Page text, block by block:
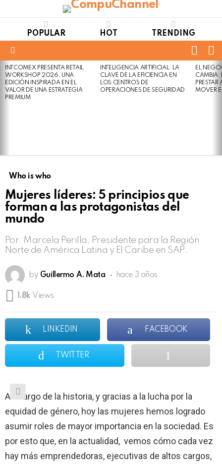
POPULAR HOT TRENDING
LATEST
STORIES
INTCOMEX PRESENTA RETAIL
WORKSHOP 2026, UNA
EDICIÓN INSPIRADA EN EL
VALOR DE UNA ESTRATEGIA
PREMIUM
INTELIGENCIA ARTIFICIAL: LA
CLAVE DE LA EFICIENCIA EN
LOS CENTROS DE
OPERACIONES DE SEGURIDAD
EL
CAMBIA:
MOVER
Who is who
Mujeres líderes: 5 principios que
forman a las protagonistas del
mundo
Por: Marcela Perilla, Presidente para la Región
Norte de América Latina y El Caribe en SAP.
by Guillermo A. Mata hace 3 años
1.8k Views
LINKEDIN FACEBOOK
TWITTER
A lo largo de la historia, y gracias a la lucha por la
equidad de género, hoy las mujeres hemos logrado
asumir roles de mayor importancia en la sociedad. Es
por esto que, en la actualidad, vemos cómo cada vez
hay más emprendedoras, ejecutivas de altos cargos,